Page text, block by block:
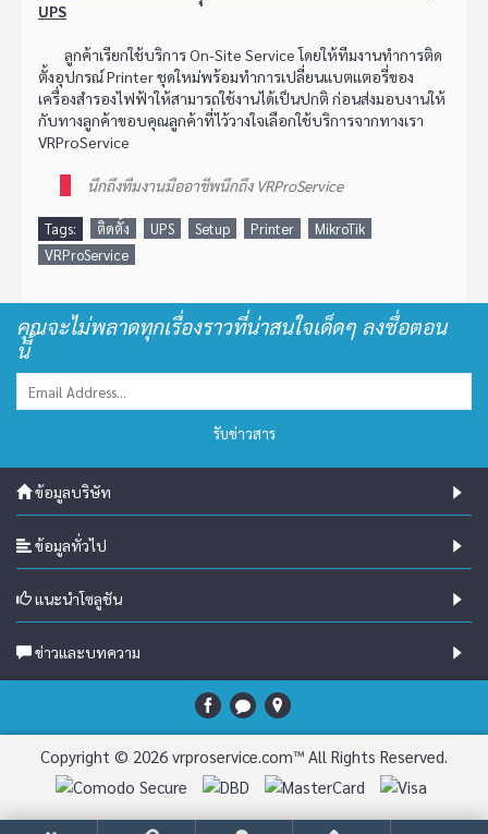
UPS
ลูกค้าเรียกใช้บริการ On-Site Service โดยให้ทีมงานทำการติด
ตั้งอุปกรณ์ Printer ชุดใหม่พร้อมทำการเปลี่ยนแบตเเตอรี่ของ
เครื่องสำรองไฟฟ้าให้สามารถใช้งานได้เป็นปกติ ก่อนส่งมอบงานให้
กับทางลูกค้าขอบคุณลูกค้าที่ไว้วางใจเลือกใช้บริการจากทางเรา
VRProService
นึกถึงทีมงานมืออาชีพนึกถึง VRProService
Tags: ติดตั้ง UPS Setup Printer
MikroTik
VRProService
คุณจะไม่พลาดทุกเรื่องราวที่น่าสนใจเด็ดๆ ลงชื่อตอน
นี้
รับข่าวสาร
ข้อมูลบริษัท
ข้อมูลทั่วไป
แนะนำโซลูชัน
ข่าวและบทความ
Copyright © 2026 vrproservice.com™ All Rights Reserved.